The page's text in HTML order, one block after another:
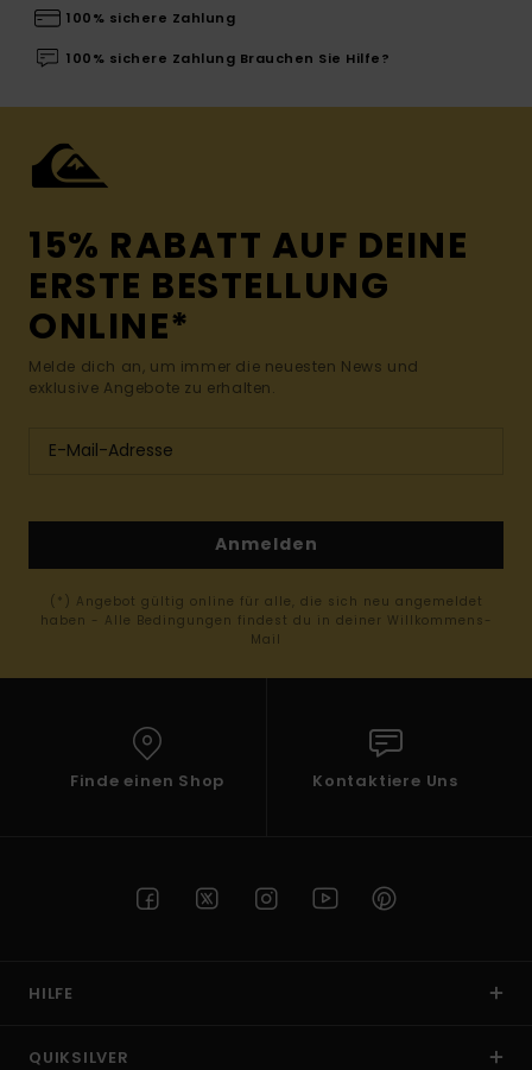
100% sichere Zahlung
100% sichere Zahlung Brauchen Sie Hilfe?
15% RABATT AUF DEINE
ERSTE BESTELLUNG
ONLINE*
Melde dich an, um immer die neuesten News und
exklusive Angebote zu erhalten.
Anmelden
(*) Angebot gültig online für alle, die sich neu angemeldet
haben - Alle Bedingungen findest du in deiner Willkommens-
Mail
Finde einen Shop Kontaktiere Uns
HILFE
QUIKSILVER